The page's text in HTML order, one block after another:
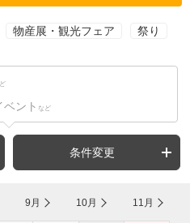
物産展・観光フェア 祭り
ント など
条件変更
9月 10月 11月